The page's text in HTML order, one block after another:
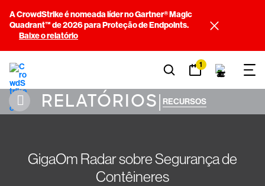
A CrowdStrike é nomeada líder no Gartner® Magic
Quadrant™ de 2026 para Proteção de Endpoints.
Baixe o relatório
1
RELATÓRIOS| RECURSOS
GigaOm Radar sobre Segurança de
Contêineres